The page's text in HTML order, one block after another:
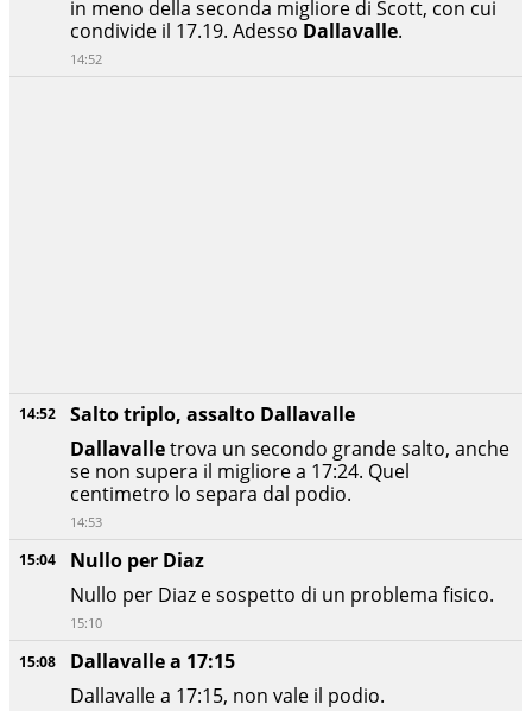
15:08
Dallavalle a 17:15
Dallavalle a 17:15, non vale il podio.
15:04
Nullo per Diaz
Nullo per Diaz e sospetto di un problema fisico.
15:10
14:52
Salto triplo, assalto Dallavalle
Dallavalletrova un secondo grande salto, anche
se non supera il migliore a 17:24. Quel
centimetro lo separa dal podio.
14:53
in meno della seconda migliore di Scott, con cui
condivide il 17.19. Adesso Dallavalle.
14:52